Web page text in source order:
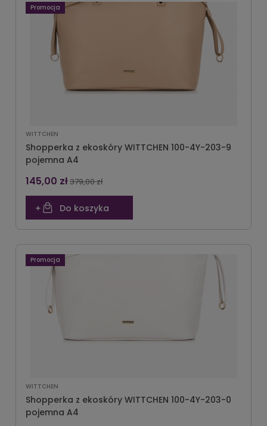
WITTCHEN
Shopperka z ekoskóry WITTCHEN 100-4Y-203-9
pojemna A4
145,00 zł379,00 zł
Do koszyka
Promocja
WITTCHEN
Shopperka z ekoskóry WITTCHEN 100-4Y-203-0
pojemna A4
Promocja